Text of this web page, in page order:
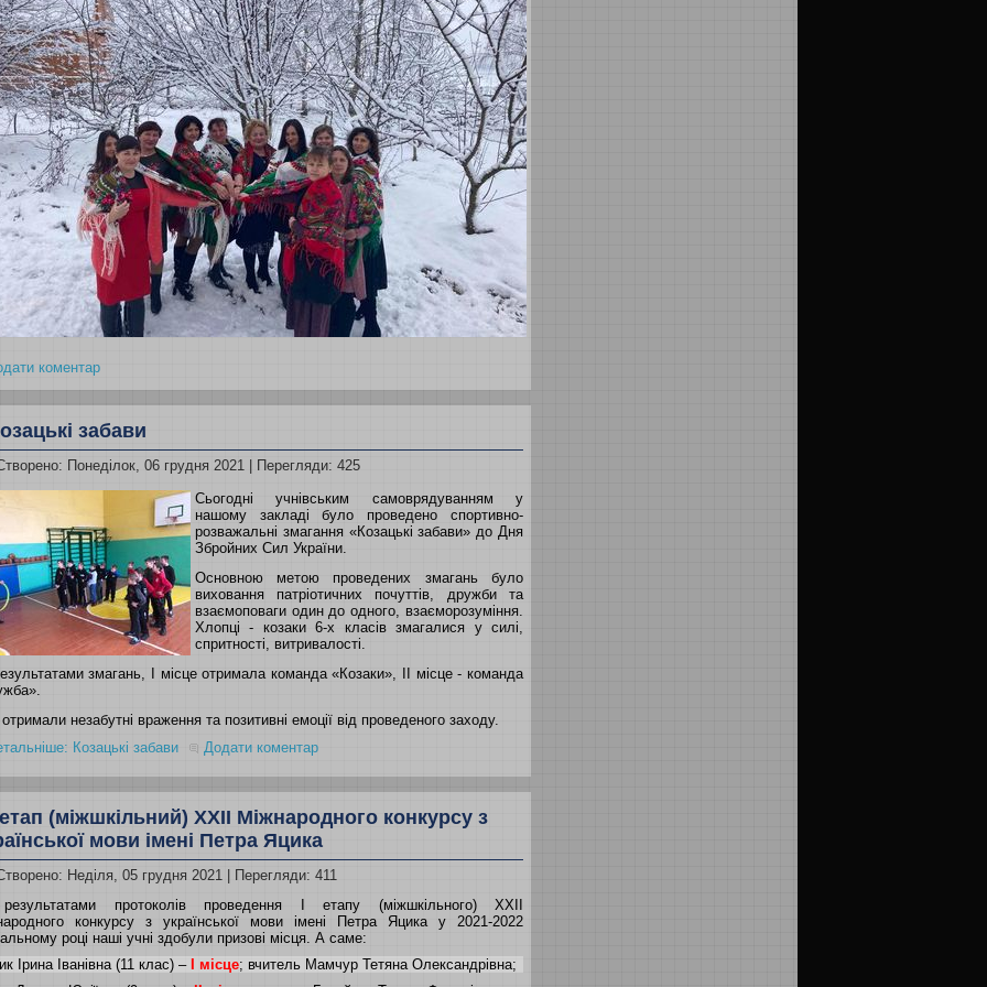
коментар
забави
Понеділок, 06 грудня 2021 | Перегляди: 425
Сьогодні учнівським самоврядуванням у
нашому закладі було проведено спортивно-
розважальні змагання «Козацькі забави» до Дня
Збройних Сил України.
Основною метою проведених змагань було
виховання патріотичних почуттів, дружби та
взаємоповаги один до одного, взаєморозуміння.
Хлопці - козаки 6-х класів змагалися у силі,
спритності, витривалості.
змагань, І місце отримала команда «Козаки», ІІ місце - команда
отримали незабутні враження та позитивні емоції від проведеного заходу.
Козацькі забави
Додати коментар
етап (міжшкільний) ХХІІ Міжнародного конкурсу з
мови імені Петра Яцика
Неділя, 05 грудня 2021 | Перегляди: 411
протоколів проведення І етапу (міжшкільного) ХХІІ
конкурсу з української мови імені Петра Яцика у 2021-2022
році наші учні здобули призові місця. А саме:
Ірина Іванівна (11 клас) –
І місце; вчитель Мамчур Тетяна Олександрівна;